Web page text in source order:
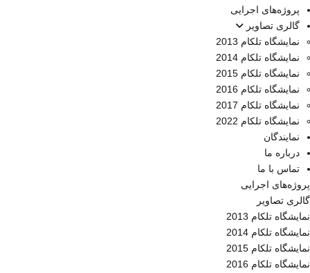
پروژه‌های اجرایی
گالری تصاویر
نمایشگاه تلکام 2013
نمایشگاه تلکام 2014
نمایشگاه تلکام 2015
نمایشگاه تلکام 2016
نمایشگاه تلکام 2017
نمایشگاه تلکام 2022
نمایندگان
درباره ما
تماس با ما
پروژه‌های اجرایی
گالری تصاویر
نمایشگاه تلکام 2013
نمایشگاه تلکام 2014
نمایشگاه تلکام 2015
نمایشگاه تلکام 2016